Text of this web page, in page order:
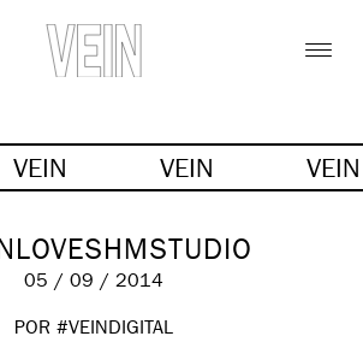
VEIN VEIN
05 / 09 / 2014
POR #VEINDIGITAL